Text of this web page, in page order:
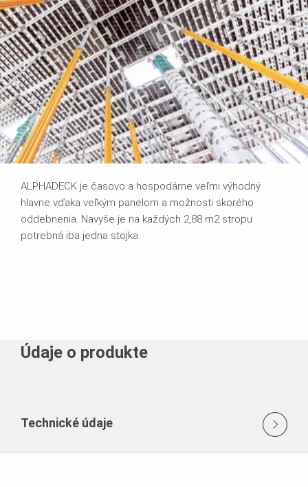
ALPHADECK je časovo a hospodárne veľmi výhodný
hlavne vďaka veľkým panelom a možnosti skorého
oddebnenia. Navyše je na každých 2,88 m2 stropu
potrebná iba jedna stojka.
Údaje o produkte
Technické údaje